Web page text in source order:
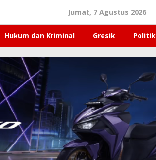
Jumat, 7 Agustus 2026
Hukum dan Kriminal Gresik Politik